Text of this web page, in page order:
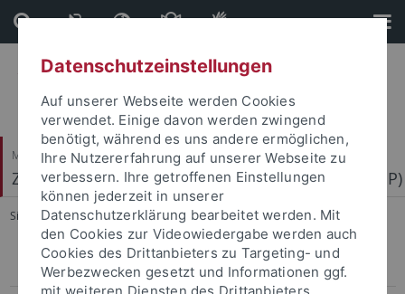
Direkt
zum
Inhalt
Direkt
zur
Fußleiste
Mathematisch-Naturwissenschaftliche Fakultät
Zentrum für Molekularbiologie der Pflanzen (ZMBP)
Sie sind hier: Startseite ... People
Research and Courses
Datenschutzeinstellungen
Auf unserer Webseite werden Cookies
verwendet. Einige davon werden zwingend
benötigt, während es uns andere ermöglichen,
Ihre Nutzererfahrung auf unserer Webseite zu
verbessern. Ihre getroffenen Einstellungen
können jederzeit in unserer
Datenschutzerklärung bearbeitet werden. Mit
den Cookies zur Videowiedergabe werden auch
Cookies des Drittanbieters zu Targeting- und
Werbezwecken gesetzt und Informationen ggf.